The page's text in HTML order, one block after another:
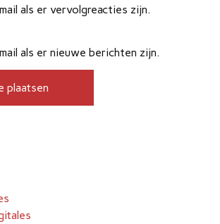
als er vervolgreacties zijn.
als er nieuwe berichten zijn.